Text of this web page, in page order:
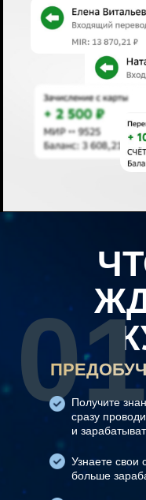
01
Получите
сразу
и
Узнаете свои
больше